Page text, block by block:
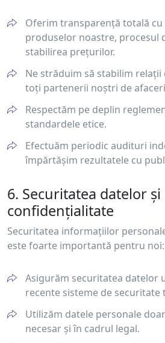
Oferim transparență totală
produselor noastre, procesul
stabilirea prețurilor.
Ne străduim să stabilim relații
toți partenerii noștri de
Respectăm pe deplin
standardele etice.
Efectuăm periodic audituri
împărtășim rezultatele cu
6. Securitatea datelor și
confidențialitate
Securitatea informațiilor
este foarte importantă pentru noi:
Asigurăm securitatea datelor
recente sisteme de securitate
Utilizăm datele personale
necesar și în cadrul legal.